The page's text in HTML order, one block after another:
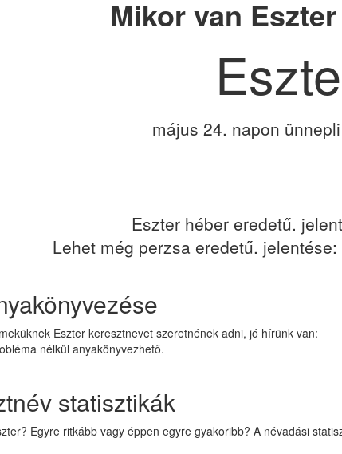
Mikor van
május 24. napon
Eszter héber eredetű.
Lehet még perzsa eredetű.
Eszter keresztnevet szeretnének adni, jó hírünk van:
nélkül anyakönyvezhető.
statisztikák
Egyre ritkább vagy éppen egyre gyakoribb? A névadási